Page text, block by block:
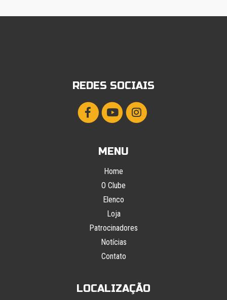
REDES SOCIAIS
MENU
Home
O Clube
Elenco
Loja
Patrocinadores
Notícias
Contato
LOCALIZAÇÃO